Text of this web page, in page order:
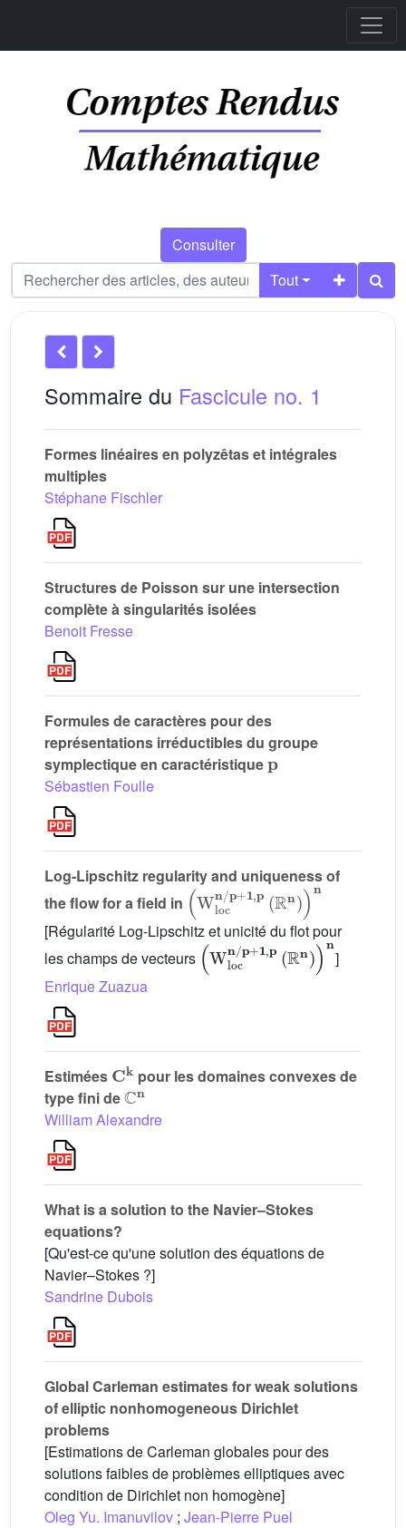
Consulter
Tout
Sommaire du Fascicule no. 1
Formes linéaires en polyzêtas et intégrales
multiples
Stéphane Fischler
Structures de Poisson sur une intersection
complète à singularités isolées
Benoit Fresse
Formules de caractères pour des
représentations irréductibles du groupe
symplectique en caractéristique
𝐩
Sébastien Foulle
Log-Lipschitz regularity and uniqueness of
the flow for a field in
(W loc𝐧/
𝐩+ 1,𝐩(ℝ𝐧))𝐧
[Régularité Log-Lipschitz et unicité du flot pour
les champs de vecteurs
(Wloc𝐧/
𝐩+1,𝐩(ℝ𝐧))𝐧
]
Enrique Zuazua
Estimées
𝐤
pour les domaines convexes de
type fini de
ℂ 𝐧
William Alexandre
What is a solution to the Navier–Stokes
equations?
[Qu'est-ce qu'une solution des équations de
Navier–Stokes ?]
Sandrine Dubois
Global Carleman estimates for weak solutions
of elliptic nonhomogeneous Dirichlet
problems
[Estimations de Carleman globales pour des
solutions faibles de problèmes elliptiques avec
condition de Dirichlet non homogène]
Oleg Yu. Imanuvilov ; Jean-Pierre Puel